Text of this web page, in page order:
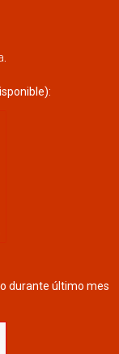
durante último mes